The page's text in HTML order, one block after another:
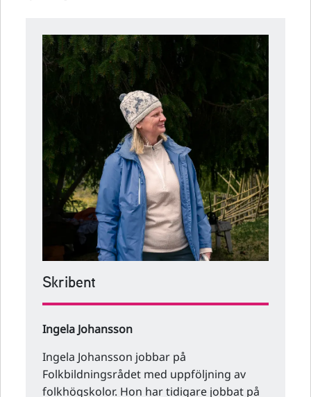
Skribent
Ingela Johansson
Ingela Johansson jobbar på
Folkbildningsrådet med uppföljning av
folkhögskolor. Hon har tidigare jobbat på